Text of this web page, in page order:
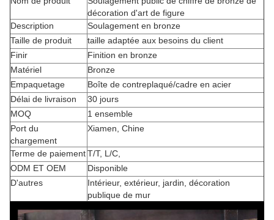
décoration d'art de figure
Description
Soulagement en bronze
Taille de produit
taille adaptée aux besoins du client
Finir
Finition en bronze
Matériel
Bronze
Empaquetage
Boîte de contreplaqué/cadre en acier
Délai de livraison
30 jours
MOQ
1 ensemble
Port du
chargement
Xiamen, Chine
Terme de paiementT/T, L/C,
ODM ET OEM
Disponible
D'autres
Intérieur, extérieur, jardin, décoration
publique de mur